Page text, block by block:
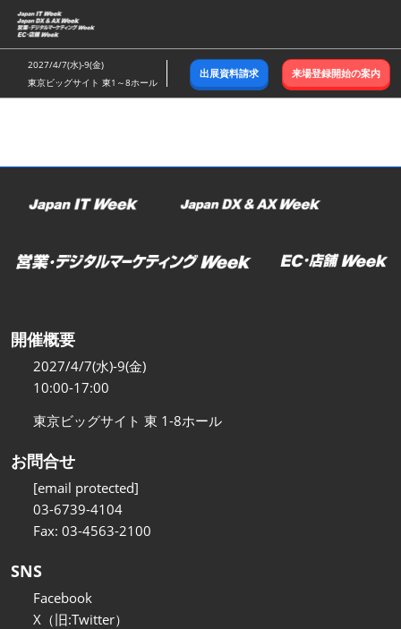
ス
キ
ッ
し
む
2027/4/7(水)-9(金)
東京ビッグサイト 東1～8ホール
出展資料請求 来場登録開始の案内
開催概要
2027/4/7(水)-9(金)
10:00-17:00
東京ビッグサイト 東 1-8ホール
お問合せ
[email protected]
03-6739-4104
Fax: 03-4563-2100
SNS
Facebook
X（旧:Twitter）